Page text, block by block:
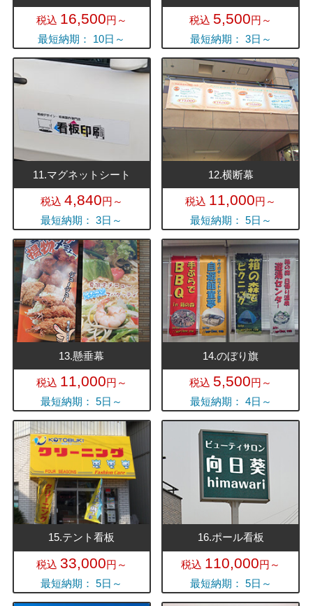
税込 16,500円～
最短納期： 10日～
税込 5,500円～
最短納期： 3日～
11.マグネットシート
税込 4,840円～
最短納期： 3日～
12.横断幕
税込 11,000円～
最短納期： 5日～
13.懸垂幕
税込 11,000円～
最短納期： 5日～
14.のぼり旗
税込 5,500円～
最短納期： 4日～
15.テント看板
税込 33,000円～
最短納期： 5日～
16.ポール看板
税込 110,000円～
最短納期： 5日～